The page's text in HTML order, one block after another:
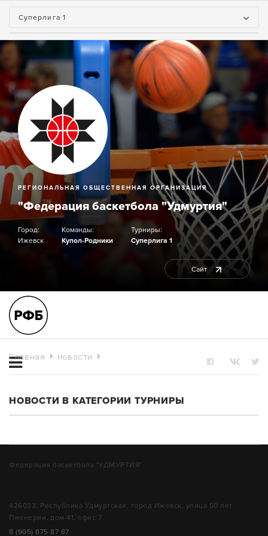
Суперлига 1
РЕГИОНАЛЬНАЯ ОБЩЕСТВЕННАЯ ОРГАНИЗАЦИЯ
"Федерация баскетбола "Удмуртия"
Город:
Ижевск
Команды:
Купол-Родники
Турниры:
Суперлига 1
Сайт
Главная Новости
НОВОСТИ В КАТЕГОРИИ ТУРНИРЫ
Федерация баскетбола "УДМУРТИЯ"
426033, Республика Удмуртская, город Ижевск, улица 50 лет
Пионерии, дом 41, офис 7
8 (905) 875 87 87